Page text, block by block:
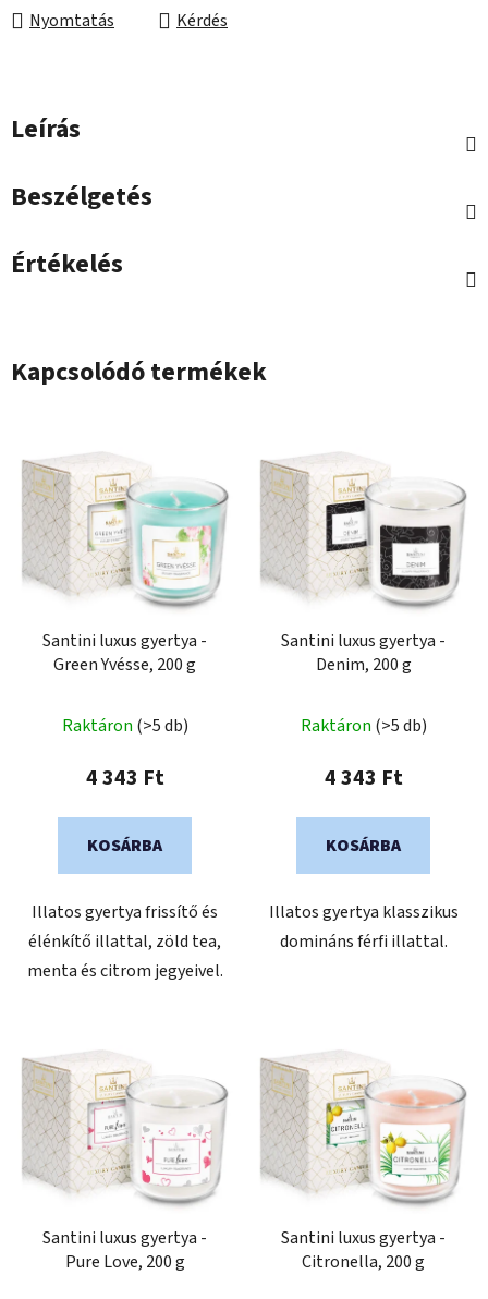
Nyomtatás Kérdés
Leírás
Beszélgetés
Értékelés
Kapcsolódó termékek
Santini luxus gyertya -
Green Yvésse, 200 g
Raktáron (>5 db)
4 343 Ft
KOSÁRBA
Illatos gyertya frissítő és
élénkítő illattal, zöld tea,
menta és citrom jegyeivel.
Santini luxus gyertya -
Denim, 200 g
Raktáron (>5 db)
4 343 Ft
KOSÁRBA
Illatos gyertya klasszikus
domináns férfi illattal.
Santini luxus gyertya -
Pure Love, 200 g
Santini luxus gyertya -
Citronella, 200 g